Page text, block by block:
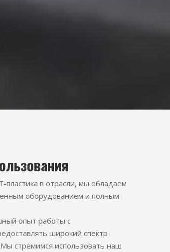
в отрасли, мы обладаем
оборудованием и полным
опыт работы с
широкий спектр
стремимся использовать наш